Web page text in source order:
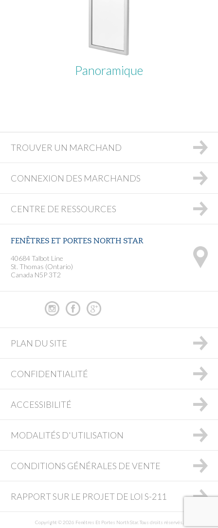
Panoramique
TROUVER UN MARCHAND
CONNEXION DES MARCHANDS
CENTRE DE RESSOURCES
FENÊTRES ET PORTES NORTH STAR
40684 Talbot Line
St. Thomas (Ontario)
Canada N5P 3T2
PLAN DU SITE
CONFIDENTIALITÉ
ACCESSIBILITÉ
MODALITÉS D'UTILISATION
CONDITIONS GÉNÉRALES DE VENTE
RAPPORT SUR LE PROJET DE LOI S-211
Copyright © 2026 Fenêtres Et Portes North Star. Tous droits réservés.